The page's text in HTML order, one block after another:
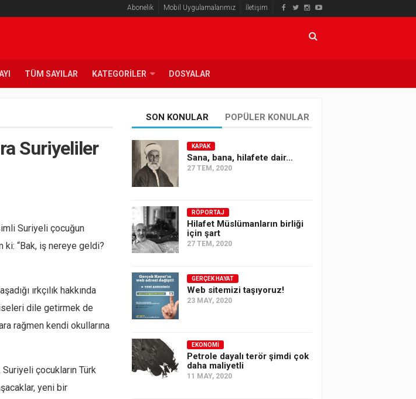
Abonelik Mobil Uygulamalarımız İletişim
TÜM SAYILAR KATEGORILER DOSYALAR
Suriyeliler
Suriyeli çocuğun
ki: “Bak, iş nereye geldi?
ırkçılık hakkında
dile getirmek de
rağmen kendi okullarına
çocukların Türk
yeni bir
SON KONULAR POPÜLER KONULAR
KAPAK
Sana, bana, hilafete dair…
27 TEM, 2020
RÖPORTAJ
Hilafet Müslümanların birliği
için şart
27 TEM, 2020
GERÇEK HAYAT
Web sitemizi taşıyoruz!
23 MAY, 2020
EKONOMI
Petrole dayalı terör şimdi çok
daha maliyetli
11 MAY, 2020